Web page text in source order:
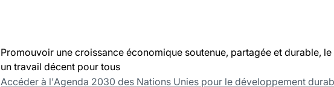
Promouvoir une croissance économique soutenue, partagée et durable,
un travail décent pour tous
Accéder à l'Agenda 2030 des Nations Unies pour le développement